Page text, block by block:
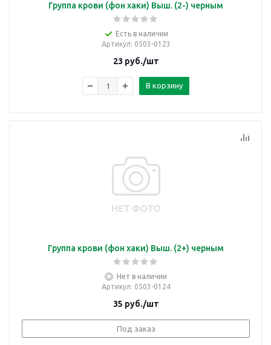
Группа крови (фон хаки) Выш. (2-) черным
Есть в наличии
Артикул: 0503-0123
23 руб./шт
В корзину
Группа крови (фон хаки) Выш. (2+) черным
Нет в наличии
Артикул: 0503-0124
35 руб./шт
Под заказ